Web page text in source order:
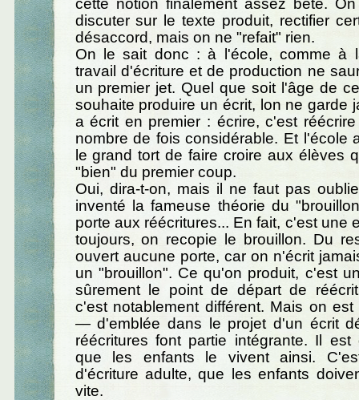
discuter sur le texte produit, rectifier
désaccord, mais on ne "refait" rien.
On le sait donc : à l'école, comme à
travail d'écriture et de production ne
un premier jet. Quel que soit l'âge de
souhaite produire un écrit, lon ne garde
a écrit en premier : écrire, c'est
nombre de fois considérable. Et l'école
le grand tort de faire croire aux élèves
"bien" du premier coup.
Oui, dira-t-on, mais il ne faut pas
inventé la fameuse théorie du
porte aux réécritures... En fait, c'est une
toujours, on recopie le brouillon. Du
ouvert aucune porte, car on n'écrit
un "brouillon". Ce qu'on produit, c'est
sûrement le point de départ de
c'est notablement différent. Mais on
— d'emblée dans le projet d'un écrit
réécritures font partie intégrante. Il est
que les enfants le vivent ainsi.
d'écriture adulte, que les enfants
vite.